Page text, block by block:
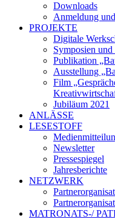
Downloads
Anmeldung
PROJEKTE
Digitale
Symposien
Publikation
Ausstellung
Film
Jubiläum 2021
ANLÄSSE
LESESTOFF
Newsletter
Pressespiegel
Jahresberichte
NETZWERK
MATRONATS-/